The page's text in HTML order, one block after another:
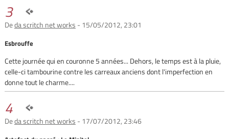
3
Deda scritch net works - 15/05/2012, 23:01
Esbrouffe
Cette journée qui en couronne 5 années... Dehors, le temps est à la pluie,
celle-ci tambourine contre les carreaux anciens dont l'imperfection en
donne tout le charme....
4
Deda scritch net works - 17/07/2012, 23:46